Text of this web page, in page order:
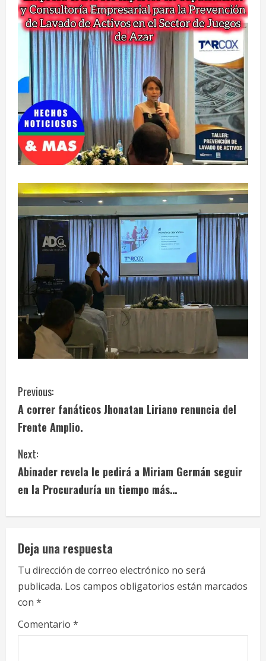
C
o
n
t
i
n
u
e
R
e
a
Previous:
A correr fanáticos Jhonatan Liriano renuncia del
Frente Amplio.
Next:
Abinader revela le pedirá a Miriam Germán seguir
en la Procuraduría un tiempo más…
Deja una respuesta
Tu dirección de correo electrónico no será
publicada. Los campos obligatorios están marcados
con *
Comentario *